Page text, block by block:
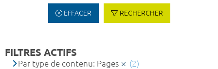
EFFACER RECHERCHER
FILTRES ACTIFS
Par type de contenu: Pages
(2)